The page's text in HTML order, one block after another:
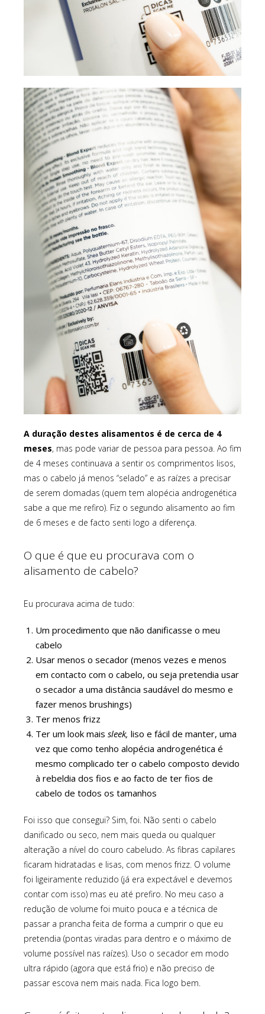
A duração destes alisamentos é de cerca de 4
meses, mas pode variar de pessoa para pessoa. Ao fim
de 4 meses continuava a sentir os comprimentos lisos,
mas o cabelo já menos “selado” e as raízes a precisar
de serem domadas (quem tem alopécia androgenética
sabe a que me refiro). Fiz o segundo alisamento ao fim
de 6 meses e de facto senti logo a diferença.
O que é que eu procurava com o
alisamento de cabelo?
Eu procurava acima de tudo:
Um procedimento que não danificasse o meu
cabelo
Usar menos o secador (menos vezes e menos
em contacto com o cabelo, ou seja pretendia usar
o secador a uma distância saudável do mesmo e
fazer menos brushings)
Ter menos frizz
Ter um look mais sleek, liso e fácil de manter, uma
vez que como tenho alopécia androgenética é
mesmo complicado ter o cabelo composto devido
à rebeldia dos fios e ao facto de ter fios de
cabelo de todos os tamanhos
Foi isso que consegui? Sim, foi. Não senti o cabelo
danificado ou seco, nem mais queda ou qualquer
alteração a nível do couro cabeludo. As fibras capilares
ficaram hidratadas e lisas, com menos frizz. O volume
foi ligeiramente reduzido (já era expectável e devemos
contar com isso) mas eu até prefiro. No meu caso a
redução de volume foi muito pouca e a técnica de
passar a prancha feita de forma a cumprir o que eu
pretendia (pontas viradas para dentro e o máximo de
volume possível nas raízes). Uso o secador em modo
ultra rápido (agora que está frio) e não preciso de
passar escova nem mais nada. Fica logo bem.